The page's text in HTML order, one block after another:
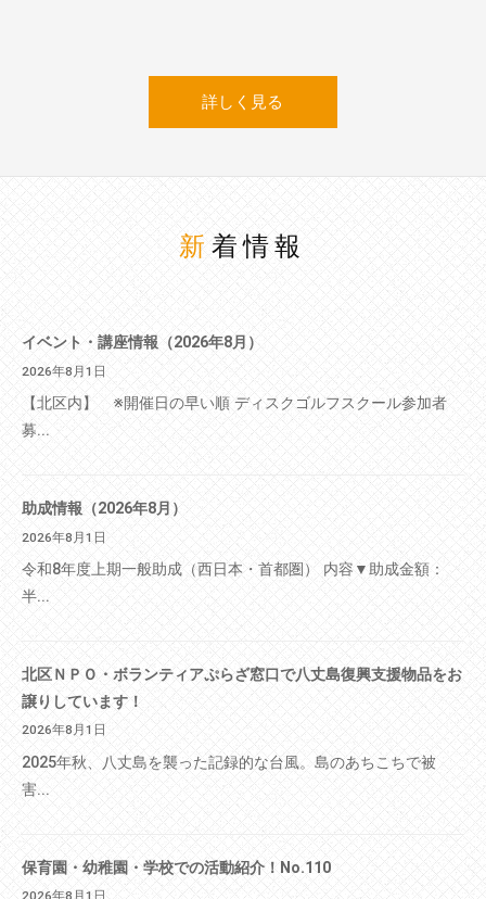
詳しく見る
新着情報
イベント・講座情報（2026年8月）
2026年8月1日
【北区内】 ※開催日の早い順 ディスクゴルフスクール参加者
募...
助成情報（2026年8月）
2026年8月1日
令和8年度上期一般助成（西日本・首都圏） 内容▼助成金額：
半...
北区ＮＰＯ・ボランティアぷらざ窓口で八丈島復興支援物品をお
譲りしています！
2026年8月1日
2025年秋、八丈島を襲った記録的な台風。島のあちこちで被
害...
保育園・幼稚園・学校での活動紹介！No.110